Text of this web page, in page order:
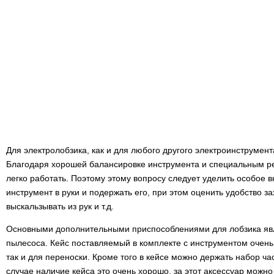
Для электролобзика, как и для любого другого
Благодаря хорошей балансировке инструмента и специальным
легко работать. Поэтому этому вопросу следует уделить особое
инструмент в руки и подержать его, при этом оценить удобство
выскальзывать из рук и т.д.
Основными дополнительными приспособлениями для лобзика
пылесоса. Кейс поставляемый в комплекте с инструментом
так и для переноски. Кроме того в кейсе можно держать набор
случае наличие кейса это очень хорошо, за этот аксессуар